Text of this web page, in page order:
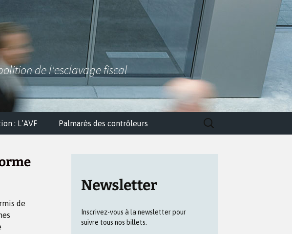
de l'esclavage fiscal
: L’AVF Palmarès des contrôleurs
Rechercher :
de
Newsletter
Inscrivez-vous à la newsletter pour
suivre tous nos billets.